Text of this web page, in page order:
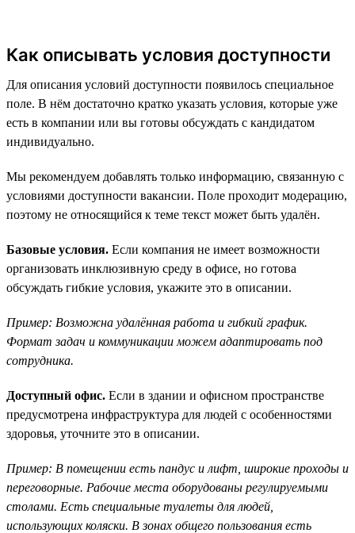
Как описывать условия доступности
Для описания условий доступности появилось специальное
поле. В нём достаточно кратко указать условия, которые уже
есть в компании или вы готовы обсуждать с кандидатом
индивидуально.
Мы рекомендуем добавлять только информацию, связанную с
условиями доступности вакансии. Поле проходит модерацию,
поэтому не относящийся к теме текст может быть удалён.
Базовые условия. Если компания не имеет возможности
организовать инклюзивную среду в офисе, но готова
обсуждать гибкие условия, укажите это в описании.
Пример: Возможна удалённая работа и гибкий график.
Формат задач и коммуникации можем адаптировать под
сотрудника.
Доступный офис. Если в здании и офисном пространстве
предусмотрена инфраструктура для людей с особенностями
здоровья, уточните это в описании.
Пример: В помещении есть пандус и лифт, широкие проходы и
переговорные. Рабочие места оборудованы регулируемыми
столами. Есть специальные туалеты для людей,
использующих коляски. В зонах общего пользования есть